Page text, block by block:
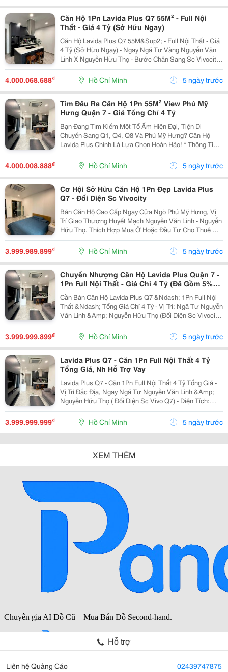
Căn Hộ 1Pn Lavida Plus Q7 55M² - Full Nội
Thất - Giá 4 Tỷ (Sở Hữu Ngay)
Căn Hộ Lavida Plus Q7 55M&Sup2; - Full Nội Thất - Giá
4 Tỷ (Sở Hữu Ngay) - Ngay Ngã Tư Vàng Nguyễn Văn
Linh X Nguyễn Hữu Thọ - Bước Chân Sang Sc Vivocity,
3 Phút Tới Đại Học Rmit! - Diện Tích: 55M&Sup2; (1Pn /
1Wc) - Tình Trạng: Nhà Mới Xịn, Full Nội...
4.000.068.688₫ Hồ Chí Minh 5 ngày trước
Tìm Đâu Ra Căn Hộ 1Pn 55M² View Phú Mỹ
Hưng Quận 7 - Giá Tổng Chỉ 4 Tỷ
Bạn Đang Tìm Kiếm Một Tổ Ấm Hiện Đại, Tiện Di
Chuyển Sang Q1, Q4, Q8 Và Phú Mỹ Hưng? Căn Hộ
Lavida Plus Chính Là Lựa Chọn Hoàn Hảo! * Thông Tin
Căn Hộ: - Diện Tích Lên Đến 55M&Sup2; (1Pn Lớn,
Không Gian Phòng Khách &Amp; Bếp Cực Thoáng). -
Full Nội...
4.000.008.888₫ Hồ Chí Minh 5 ngày trước
Cơ Hội Sở Hữu Căn Hộ 1Pn Đẹp Lavida Plus
Q7 - Đối Diện Sc Vivocity
Bán Căn Hộ Cao Cấp Ngay Cửa Ngõ Phú Mỹ Hưng, Vị
Trí Giao Thương Huyết Mạch Nguyễn Văn Linh - Nguyễn
Hữu Thọ. Thích Hợp Mua Ở Hoặc Đầu Tư Cho Thuê Giá
Cao (Khách Rmit, Chuyên Gia Nước Ngoài). - Thiết Kế:
55M&Sup2; (1 Phòng Ngủ + 1 Wc) - Nội Thất: Bàn...
3.999.989.899₫ Hồ Chí Minh 5 ngày trước
Chuyển Nhượng Căn Hộ Lavida Plus Quận 7 -
1Pn Full Nội Thất - Giá Chỉ 4 Tỷ (Đã Gồm 5%
Sổ)
Cần Bán Căn Hộ Lavida Plus Q7 &Ndash; 1Pn Full Nội
Thất &Ndash; Tổng Giá Chỉ 4 Tỷ - Vị Trí: Ngã Tư Nguyễn
Văn Linh &Amp; Nguyễn Hữu Thọ (Đối Diện Sc Vivocity,
Sát Rmit). - Diện Tích: 55M&Sup2; (1Pn / 1Wc Rộng
3.999.999.899₫ Hồ Chí Minh 5 ngày trước
Lavida Plus Q7 - Căn 1Pn Full Nội Thất 4 Tỷ
Tổng Giá, Nh Hỗ Trợ Vay
Lavida Plus Q7 - Căn 1Pn Full Nội Thất 4 Tỷ Tổng Giá -
Vị Trí Đắc Địa, Ngay Ngã Tư Nguyễn Văn Linh &Amp;
Nguyễn Hữu Thọ ( Đối Diện Sc Vivo Q7) - Diện Tích:
55M2 ( 1Pn/1Wc) - Nhà Mới, Bàn Giao Đầy Đủ Nội Thất
- Giá Bán: 4 Tỷ Tổng Giá ( Đã Gồm...
3.999.999.999₫ Hồ Chí Minh 5 ngày trước
XEM THÊM
Hỗ trợ
Liên hệ Quảng Cáo 02439747875